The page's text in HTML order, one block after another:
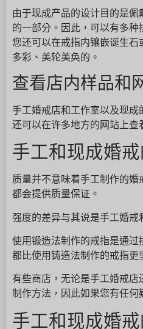
由于现成产品的设计目的是
的一部分。因此，可以有多种
您还可以在戒指内镶嵌诞生
多彩、美轮美奂的。
查看店内样品和
手工婚戒店和工作室以及现
还可以在许多地方的网站上查
手工和现成婚
质量并不意味着手工制作的
都会提供质量保证。
强度的差异与其说是手工婚戒
使用锻造法制作的戒指是通过
都比使用铸造法制作的戒指更
有些商店，无论是手工婚戒
制作方法，因此如果您有任何
手工和现成婚